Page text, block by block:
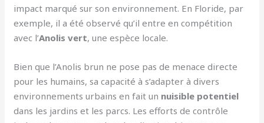
impact marqué sur son environnement. En Floride, par
exemple, il a été observé qu’il entre en compétition
avec l’Anolis vert, une espèce locale.
Bien que l’Anolis brun ne pose pas de menace directe
pour les humains, sa capacité à s’adapter à divers
environnements urbains en fait un nuisible potentiel
dans les jardins et les parcs. Les efforts de contrôle